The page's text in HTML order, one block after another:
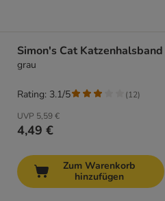
Simon's Cat Katzenhalsband
grau
UVP 5,59 €
4,49 €
Rating: 3.1/5 (12)
Zum Warenkorb
hinzufügen